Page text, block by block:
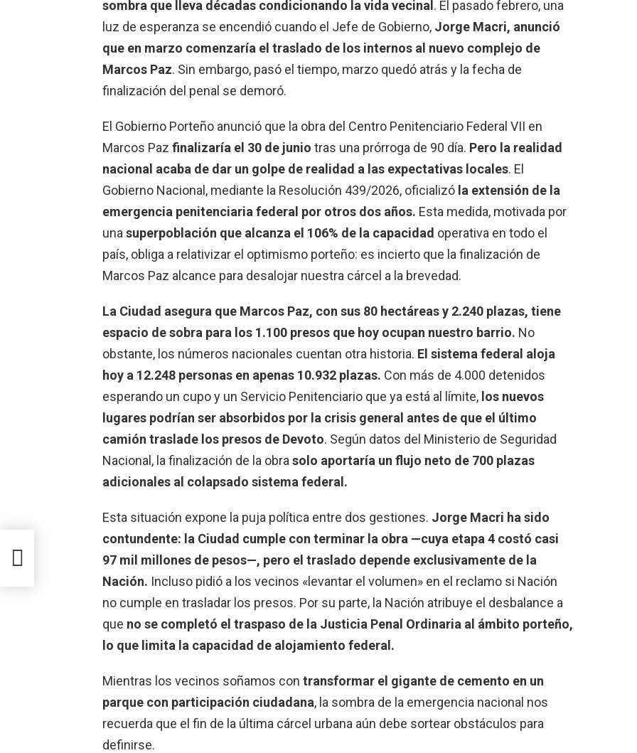
sombra que lleva décadas condicionando la vida vecinal. El pasado febrero, una
luz de esperanza se encendió cuando el Jefe de Gobierno, Jorge Macri, anunció
que en marzo comenzaría el traslado de los internos al nuevo complejo de
Marcos Paz. Sin embargo, pasó el tiempo, marzo quedó atrás y la fecha de
finalización del penal se demoró.
El Gobierno Porteño anunció que la obra del Centro Penitenciario Federal VII en
Marcos Paz finalizaría el 30 de junio tras una prórroga de 90 día. Pero la realidad
nacional acaba de dar un golpe de realidad a las expectativas locales. El
Gobierno Nacional, mediante la Resolución 439/2026, oficializó la extensión de la
emergencia penitenciaria federal por otros dos años. Esta medida, motivada por
una superpoblación que alcanza el 106% de la capacidad operativa en todo el
país, obliga a relativizar el optimismo porteño: es incierto que la finalización de
Marcos Paz alcance para desalojar nuestra cárcel a la brevedad.
La Ciudad asegura que Marcos Paz, con sus 80 hectáreas y 2.240 plazas, tiene
espacio de sobra para los 1.100 presos que hoy ocupan nuestro barrio. No
obstante, los números nacionales cuentan otra historia. El sistema federal aloja
hoy a 12.248 personas en apenas 10.932 plazas. Con más de 4.000 detenidos
esperando un cupo y un Servicio Penitenciario que ya está al límite, los nuevos
lugares podrían ser absorbidos por la crisis general antes de que el último
camión traslade los presos de Devoto. Según datos del Ministerio de Seguridad
Nacional, la finalización de la obra solo aportaría un flujo neto de 700 plazas
adicionales al colapsado sistema federal.
Esta situación expone la puja política entre dos gestiones. Jorge Macri ha sido
contundente: la Ciudad cumple con terminar la obra —cuya etapa 4 costó casi
97 mil millones de pesos—, pero el traslado depende exclusivamente de la
Nación. Incluso pidió a los vecinos «levantar el volumen» en el reclamo si Nación
no cumple en trasladar los presos. Por su parte, la Nación atribuye el desbalance a
que no se completó el traspaso de la Justicia Penal Ordinaria al ámbito porteño,
lo que limita la capacidad de alojamiento federal.
Mientras los vecinos soñamos con transformar el gigante de cemento en un
parque con participación ciudadana, la sombra de la emergencia nacional nos
recuerda que el fin de la última cárcel urbana aún debe sortear obstáculos para
definirse.